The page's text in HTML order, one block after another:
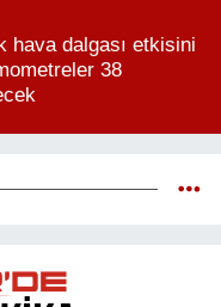
hava dalgası etkisini
38